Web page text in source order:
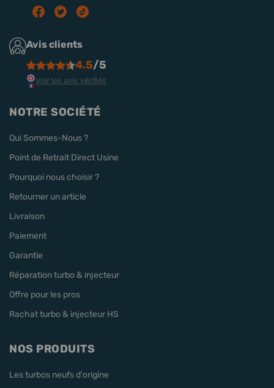
Avis clients
4.5/5
Voir les avis vérifiés
NOTRE SOCIÉTÉ
Qui Sommes-Nous ?
Point de Retrait Direct Usine
Pourquoi nous choisir ?
Retourner un article
Livraison
Paiement
Garantie
Réparation turbo & injecteur
Offre pour les pros
Rachat turbo & injecteur HS
NOS PRODUITS
Les turbos neufs d'origine